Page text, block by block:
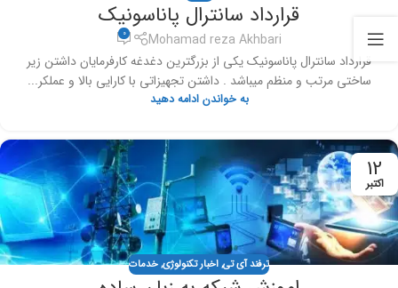
قرارداد سانترال پاناسونیک
Mohamad reza Akhbari
0
قرارداد سانترال پاناسونیک یکی از بزرگترین دغدغه کارفرمایان داشتن زیر
ساختی مرتب و منظم میباشد . داشتن تجهیزاتی با کارایی بالا و عملکر...
به خواندن ادامه دهید
12
اکتبر
ترفند آی تی,اخبار تکنولوژی,خدمات